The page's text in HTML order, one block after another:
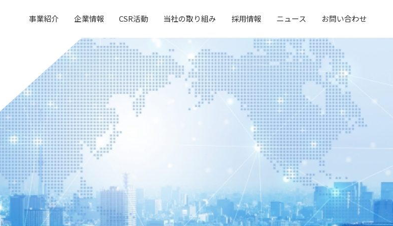
事業紹介 企業情報 CSR活動 当社の取り組み 採用情報 ニュース お問い合わせ